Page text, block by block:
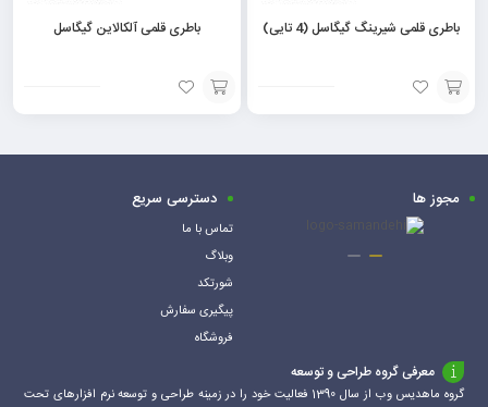
باطری قلمی شیرینگ گیگاسل (4 تایی)
افزودن
به
باطری قلمی آلکالاین گیگاسل
افزودن
به
مجوز ها دسترسی سریع
تماس با ما
وبلاگ
شورتکد
پیگیری سفارش
فروشگاه
معرفی گروه طراحی و توسعه
گروه ماهدیس وب از سال 1390 فعالیت خود را در زمینه طراحی و توسعه نرم افزارهای تحت